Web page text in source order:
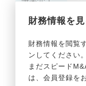
財務情報を
財務情報を閲覧
ンしてください。
まだスピード
は、会員登録を
事業利益
貸借対照表（B/S）
事業資産